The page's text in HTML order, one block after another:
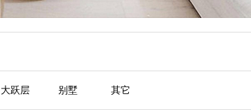
大跃层 别墅 其它